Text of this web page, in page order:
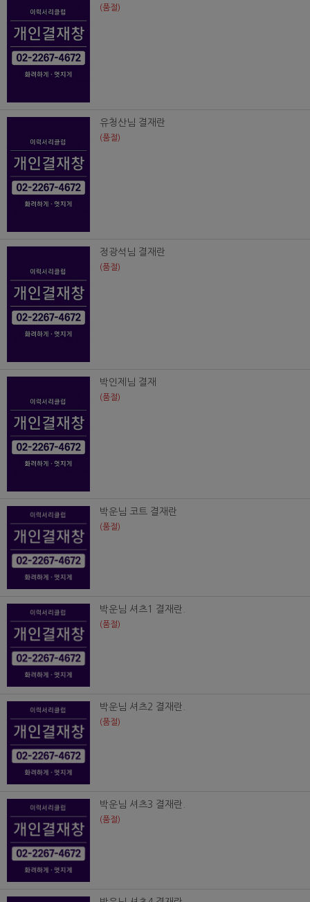
(품절)
유청산님 결재란
(품절)
정광석님 결재란
(품절)
박인제님 결재
(품절)
박운님 코트 결재란
(품절)
박운님 셔츠1 결재란.
(품절)
박운님 셔츠2 결재란.
(품절)
박운님 셔츠3 결재란.
(품절)